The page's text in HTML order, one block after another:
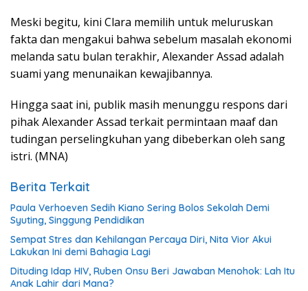
Meski begitu, kini Clara memilih untuk meluruskan
fakta dan mengakui bahwa sebelum masalah ekonomi
melanda satu bulan terakhir, Alexander Assad adalah
suami yang menunaikan kewajibannya.
Hingga saat ini, publik masih menunggu respons dari
pihak Alexander Assad terkait permintaan maaf dan
tudingan perselingkuhan yang dibeberkan oleh sang
istri. (MNA)
Berita Terkait
Paula Verhoeven Sedih Kiano Sering Bolos Sekolah Demi
Syuting, Singgung Pendidikan
Sempat Stres dan Kehilangan Percaya Diri, Nita Vior Akui
Lakukan Ini demi Bahagia Lagi
Dituding Idap HIV, Ruben Onsu Beri Jawaban Menohok: Lah Itu
Anak Lahir dari Mana?